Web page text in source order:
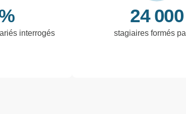
interrogés
24 000
stagiaires formés